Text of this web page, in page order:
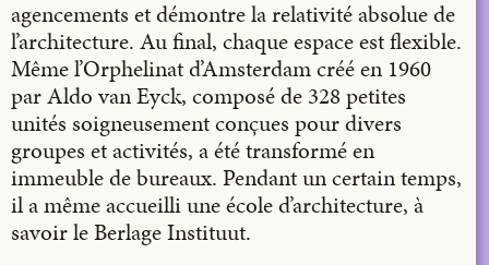
agencements et démontre la relativité absolue de
l’architecture. Au final, chaque espace est flexible.
Même l’Orphelinat d’Amsterdam créé en 1960
par Aldo van Eyck, composé de 328 petites
unités soigneusement conçues pour divers
groupes et activités, a été transformé en
immeuble de bureaux. Pendant un certain temps,
il a même accueilli une école d’architecture, à
savoir le Berlage Instituut.